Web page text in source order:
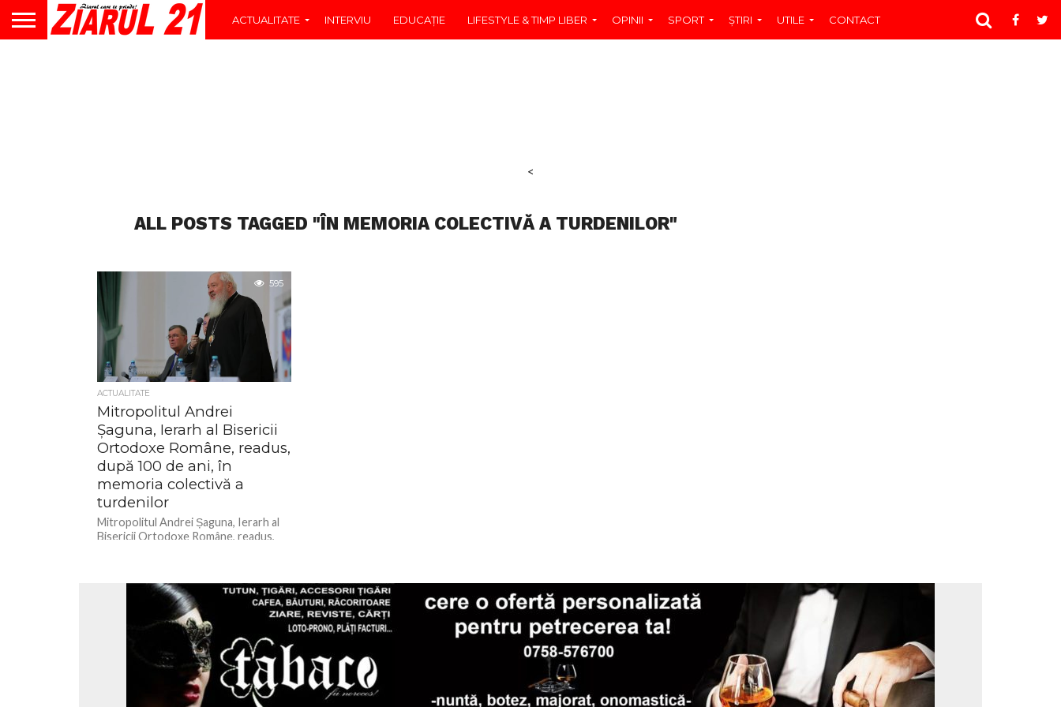
ACTUALITATE INTERVIU EDUCAŢIE LIFESTYLE & TIMP LIBER OPINII SPORT ŞTIRI UTILE CONTACT
<
ALL POSTS TAGGED "ÎN MEMORIA COLECTIVĂ A TURDENILOR"
595
ACTUALITATE
Mitropolitul Andrei
Șaguna, Ierarh al Bisericii
Ortodoxe Române, readus,
după 100 de ani, în
memoria colectivă a
turdenilor
Mitropolitul Andrei Șaguna, Ierarh al
Bisericii Ortodoxe Române, readus,